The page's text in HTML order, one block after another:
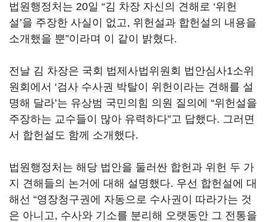
법원행정처는 20일 “김 차장 자신의 견해로 ‘위헌
설’을 주장한 사실이 없고, 위헌설과 합헌설의 내용을
소개했을 뿐”이라며 이 같이 밝혔다.
전날 김 차장은 국회 법제사법위원회 법안심사1소위
원회에서 ‘검사 수사권 박탈이 위헌이라는 견해를 설
명해 달라’는 유상범 국민의힘 의원 질의에 “위헌설을
주장하는 교수들이 많아 유력하다”고 답했다. 그러면
서 합헌설도 함께 소개했다.
법원행정처는 해당 법안을 둘러싼 합헌과 위헌 두 가
지 견해들의 논거에 대해 설명했다. 우선 합헌설에 대
해선 “영장청구권에 자동으로 수사권이 따라가는 것
은 아니고, 수사와 기소를 분리해 오랫동안 그 전통을